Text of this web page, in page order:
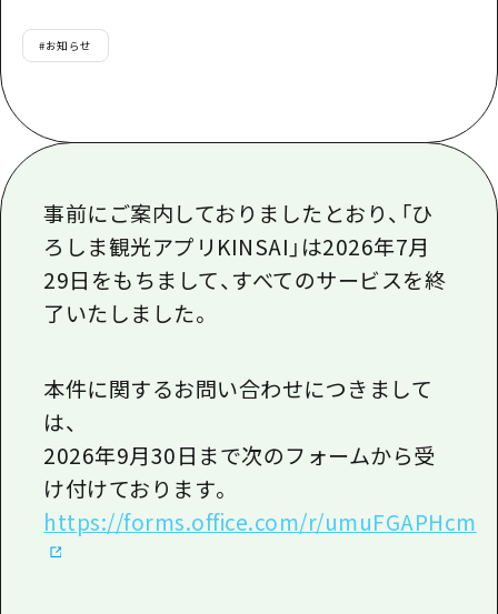
学び・体験
歴史・文化
癒し
自然
山口県東部
弾丸
日帰り
1泊2日
山口県東部
島根県
施設の混雑状況のお知らせ
手荷物預かり・配送サービス
広島おもてなしパス
HIROSHIMA FREE Wi-Fi
観光案内所
ボランティアガイド
ユニバーサルツーリズム
事業者・学校関係者の皆さま
#お知らせ
事前にご案内しておりましたとおり、「ひ
ろしま観光アプリ KINSAI 」は2026年7月
29日をもちまして、すべてのサービスを終
了いたしました。
本件に関するお問い合わせにつきまして
は、
2026年9月30日まで次のフォームから受
け付けております。
https://forms.office.com/r/umuFGAPHcm